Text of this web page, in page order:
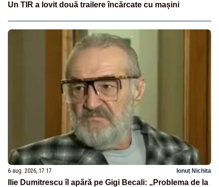
Un TIR a lovit două trailere încărcate cu mașini
6 aug. 2026, 17:17 Ionuț Nichita
Ilie Dumitrescu îl apără pe Gigi Becali: „Problema de la